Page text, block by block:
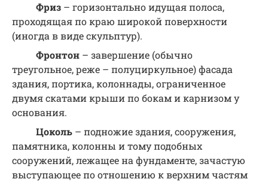
Фриз – горизонтально идущая полоса,
проходящая по краю широкой поверхности
(иногда в виде скульптур).
Фронтон – завершение (обычно
треугольное, реже – полуциркульное) фасада
здания, портика, колоннады, ограниченное
двумя скатами крыши по бокам и карнизом у
основания.
Цоколь – подножие здания, сооружения,
памятника, колонны и тому подобных
сооружений, лежащее на фундаменте, зачастую
выступающее по отношению к верхним частям